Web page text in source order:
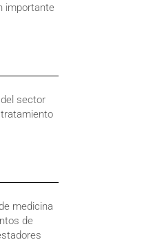
importante
sector
medicina
de